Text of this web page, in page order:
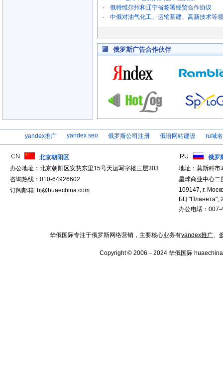
·
俄特维尔州和辽宁省签署经贸合作协议
·
中俄对油气化工、运输基建、高新技术等
俄罗斯广告合作伙伴
yandex推广 yandex seo 俄罗斯公司注册 俄语网站建设 ru域
北京朝阳区
办公地址：北京朝阳区安慧东里15号天运写字楼三层303
咨询热线：010-64926602
订阅邮箱: bj@huaechina.com
俄罗
地址：莫斯科市
星球商业中心二
109147, г.
БЦ "Планета",
办公电话：
华俄国际专注于俄罗斯网络营销，主要核心业务有yandex推广、
Copyright © 2006－2024 华俄国际